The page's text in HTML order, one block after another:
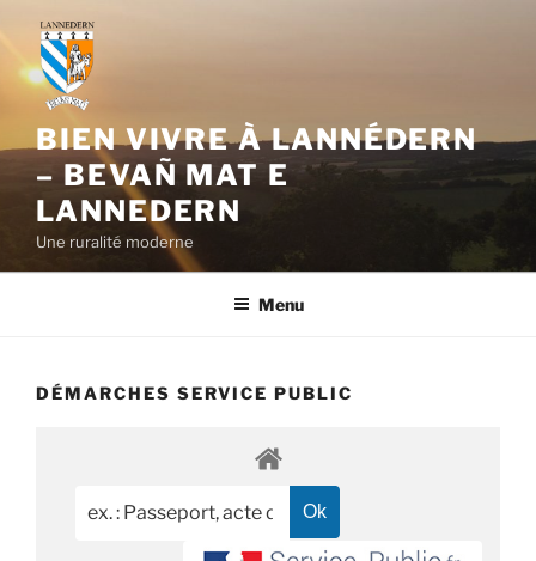
contenu
principal
BIEN VIVRE À LANNÉDERN
– BEVAÑ MAT E
LANNEDERN
Une ruralité moderne
Menu
DÉMARCHES SERVICE PUBLIC